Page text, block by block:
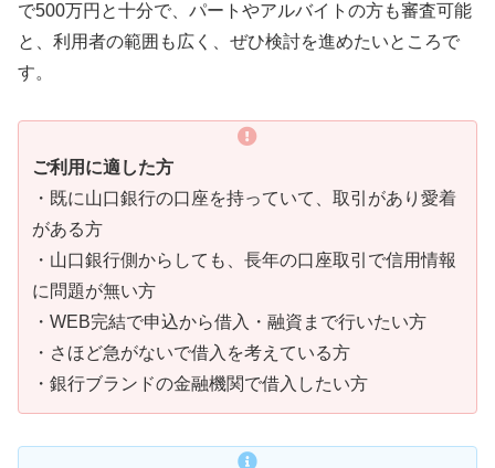
で500万円と十分で、パートやアルバイトの方も審査可能
と、利用者の範囲も広く、ぜひ検討を進めたいところで
す。
ご利用に適した方
・既に山口銀行の口座を持っていて、取引があり愛着
がある方
・山口銀行側からしても、長年の口座取引で信用情報
に問題が無い方
・WEB完結で申込から借入・融資まで行いたい方
・さほど急がないで借入を考えている方
・銀行ブランドの金融機関で借入したい方